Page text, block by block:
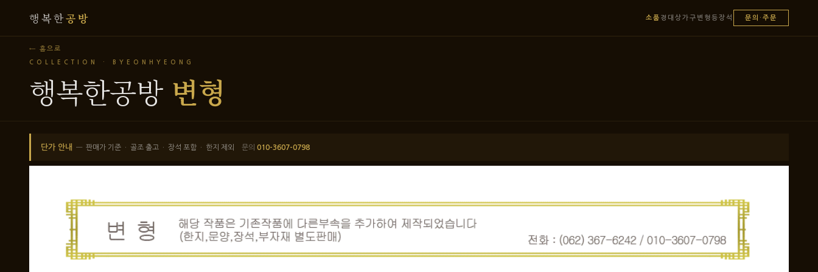
행복한공방 소품 경대 상가구 변형등장석 문의·주문
← 홈으로
COLLECTION · BYEONHYEONG
행복한공방 변형
단가 안내 — 판매가 기준 · 골조 출고 · 장석 포함 · 한지 제외 문의 010-3607-0798